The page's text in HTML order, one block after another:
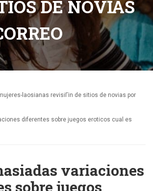
DE NOVIAS
laosianas revisiГіn de sitios de novias por
diferentes sobre juegos eroticos cual es
variaciones
sobre juegos